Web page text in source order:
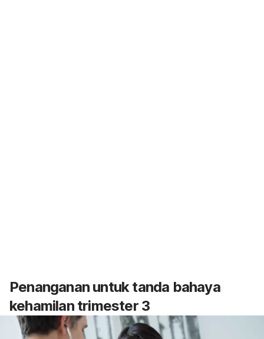
Penanganan untuk tanda bahaya
kehamilan trimester 3